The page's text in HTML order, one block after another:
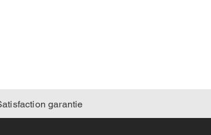
garantie